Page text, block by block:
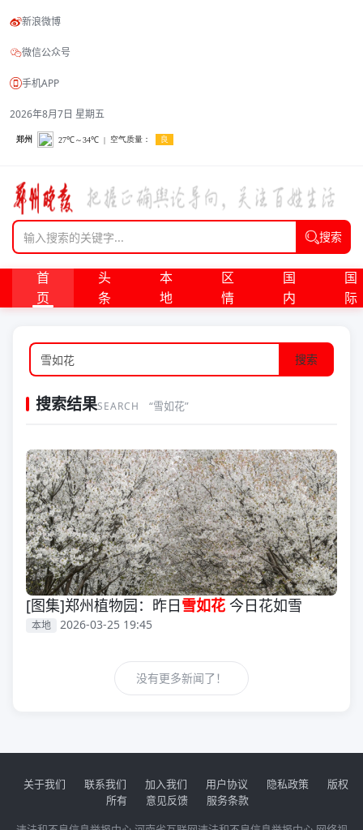
新浪微博
微信公众号
手机APP
2026年8月7日 星期五
搜索
首
页
头
条
本
地
区
情
国
内
国
际
搜索
搜索结果SEARCH “雪如花”
[图集]郑州植物园：昨日雪如花 今日花如雪
本地 2026-03-25 19:45
没有更多新闻了！
关于我们 联系我们 加入我们 用户协议 隐私政策
版权
所有
意见反馈
服务条款